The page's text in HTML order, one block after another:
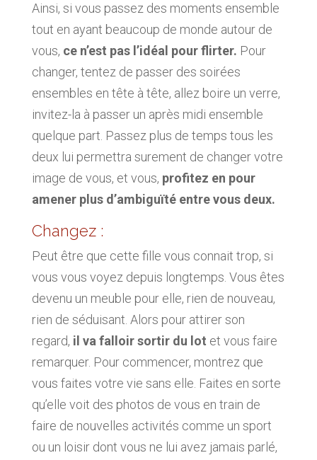
Ainsi, si vous passez des moments ensemble
tout en ayant beaucoup de monde autour de
vous, ce n’est pas l’idéal pour flirter. Pour
changer, tentez de passer des soirées
ensembles en tête à tête, allez boire un verre,
invitez-la à passer un après midi ensemble
quelque part. Passez plus de temps tous les
deux lui permettra surement de changer votre
image de vous, et vous, profitez en pour
amener plus d’ambiguïté entre vous deux.
Changez :
Peut être que cette fille vous connait trop, si
vous vous voyez depuis longtemps. Vous êtes
devenu un meuble pour elle, rien de nouveau,
rien de séduisant. Alors pour attirer son
regard, il va falloir sortir du lot et vous faire
remarquer. Pour commencer, montrez que
vous faites votre vie sans elle. Faites en sorte
qu’elle voit des photos de vous en train de
faire de nouvelles activités comme un sport
ou un loisir dont vous ne lui avez jamais parlé,